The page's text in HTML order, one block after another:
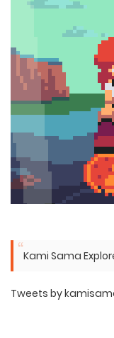
Kami Sama
Tweets by